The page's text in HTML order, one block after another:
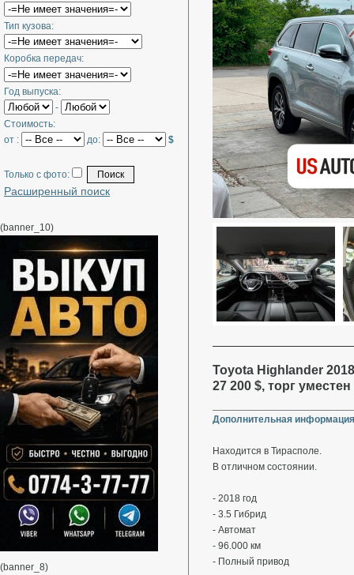
Тип кузова:
Коробка передач:
Год выпуска:
-
Стоимость:
от :
до: $
Только с фото:
Расширенный поиск
(banner_10)
(banner_8)
Toyota Highlander
27 200 $, торг уместен
Дополнительная
Находится в Тирасполе.
В отличном состоянии.
- 2018 год
- 3.5 Гибрид
- Автомат
- 96.000 км
- Полный привод